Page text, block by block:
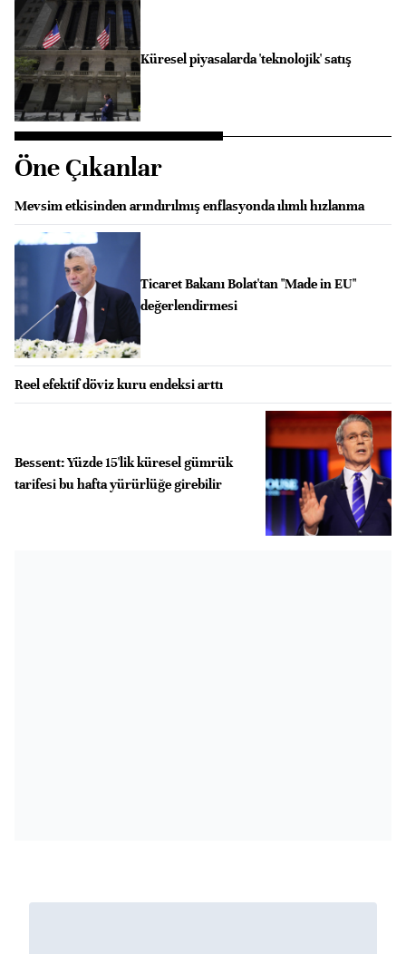
Küresel piyasalarda 'teknolojik' satış
Öne Çıkanlar
Mevsim etkisinden arındırılmış enflasyonda ılımlı hızlanma
Ticaret Bakanı Bolat'tan "Made in EU"
değerlendirmesi
Reel efektif döviz kuru endeksi arttı
Bessent: Yüzde 15'lik küresel gümrük
tarifesi bu hafta yürürlüğe girebilir